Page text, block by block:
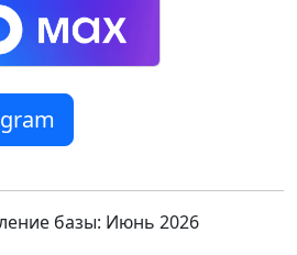
[3]
[1]
[1]
[1]
базы: Июнь 2026